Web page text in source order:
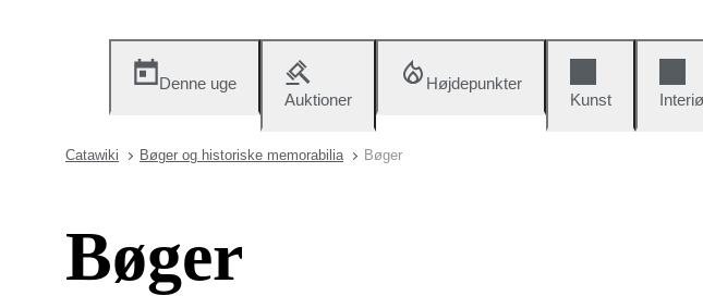
Denne uge
Auktioner
Højdepunkter
Kunst
Catawiki Bøger og historiske memorabilia Bøger
Bøger